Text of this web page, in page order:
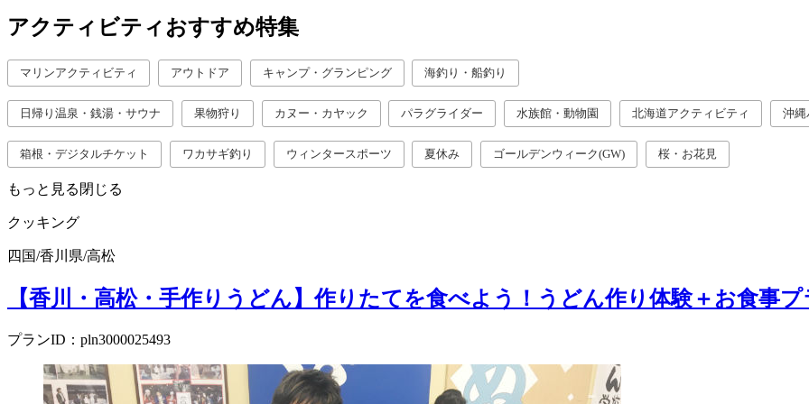
アクティビティおすすめ特集
マリンアクティビティ アウトドア キャンプ・グランピング 海釣り・船釣り
日帰り温泉・銭湯・サウナ 果物狩り カヌー・カヤック パラグライダー 水族館・動物園 北海道アクティビティ 沖縄
箱根・デジタルチケット ワカサギ釣り ウィンタースポーツ 夏休み ゴールデンウィーク(GW) 桜・お花見
もっと見る 閉じる
クッキング
四国/香川県/高松
【香川・高松・手作りうどん】作りたてを食べよう！うどん作り体験＋お食事プ
プランID：pln3000025493